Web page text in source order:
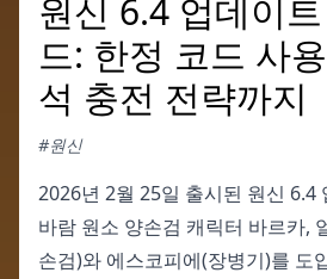
원신 6.4 업데이
드: 한정 코드 사
석 충전 전략까지
#원신
2026년 2월 25일 출시된 원신 6.4
바람 원소 양손검 캐릭터 바르카,
손검)와 에스코피에(장병기)를 도